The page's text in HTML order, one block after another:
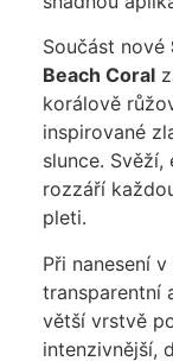
Součást nové
Beach Coral
korálově
inspirované
slunce.
rozzáří
pleti.
Při nanesení
transparentní
větší vrstvě
intenzivnější,